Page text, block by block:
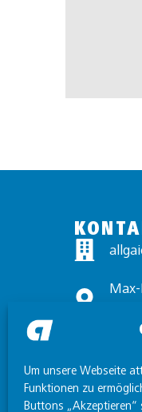
Um unsere Webseite
Funktionen zu
Buttons „Akzeptieren“